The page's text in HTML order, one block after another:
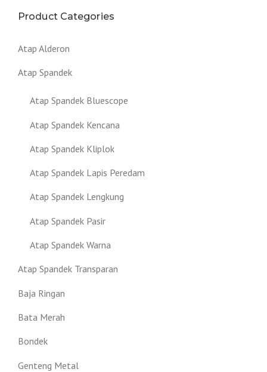
Product Categories
Atap Alderon
Atap Spandek
Atap Spandek Bluescope
Atap Spandek Kencana
Atap Spandek Kliplok
Atap Spandek Lapis Peredam
Atap Spandek Lengkung
Atap Spandek Pasir
Atap Spandek Warna
Atap Spandek Transparan
Baja Ringan
Bata Merah
Bondek
Genteng Metal